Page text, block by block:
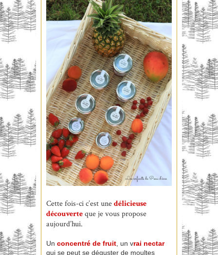
Cette fois-ci c’est unedélicieuse
découverteque je vous propose
aujourd’hui.
Un concentré de fruit , un vrai nectar
qui se peut se déguster de moultes